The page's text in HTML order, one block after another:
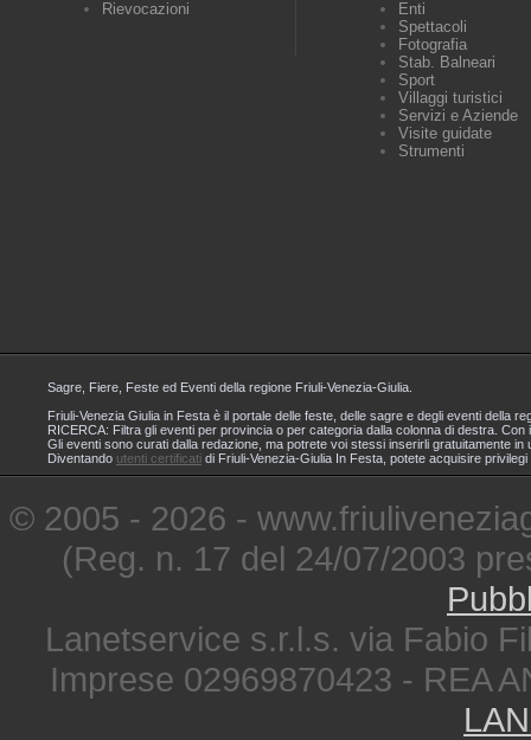
Rievocazioni
Enti
Spettacoli
Fotografia
Stab. Balneari
Sport
Villaggi turistici
Servizi e Aziende
Visite guidate
Strumenti
Sagre, Fiere, Feste ed Eventi della regione Friuli-Venezia-Giulia.
Friuli-Venezia Giulia in Festa è il portale delle feste, delle sagre e degli eventi della
RICERCA: Filtra gli eventi per provincia o per categoria dalla colonna di destra.
Gli eventi sono curati dalla redazione, ma potrete voi stessi inserirli gratuitamente
Diventando utenti certificati di Friuli-Venezia-Giulia In Festa, potete acquisire
© 2005 - 2026 -
(Reg. n. 17 del 24/07/2003
Lanetservice s.r.l.s. via Fabio
Imprese 02969870423 - REA